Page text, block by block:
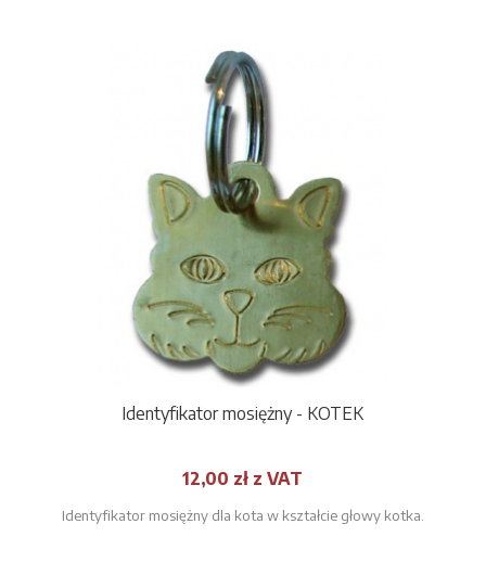
Identyfikator mosiężny - KOTEK
12,00 zł z VAT
Identyfikator mosiężny dla kota w kształcie głowy kotka.